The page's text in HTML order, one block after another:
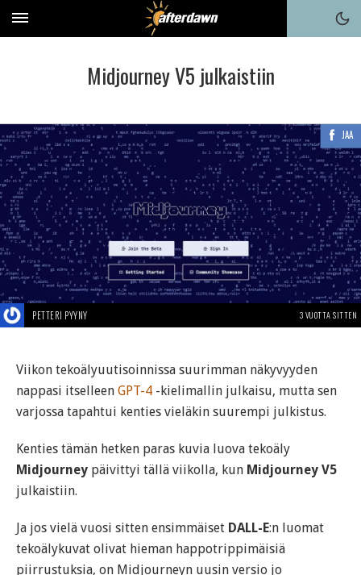
Midjourney V5 julkaistiin
JAA
PETTERI PYYNY 3 VUOTTA SITTEN
Viikon tekoälyuutisoinnissa suurimman näkyvyyden
nappasi itselleen GPT-4 -kielimallin julkaisu, mutta sen
varjossa tapahtui kenties vieläkin suurempi julkistus.
Kenties tämän hetken paras kuvia luova tekoäly
Midjourney päivittyi tällä viikolla, kun Midjourney V5
julkaistiin.
Ja jos vielä vuosi sitten ensimmäiset DALL-E:n luomat
tekoälykuvat olivat hieman happotrippimäisiä
piirrustuksia, on Midjourneyn uusin versio jo